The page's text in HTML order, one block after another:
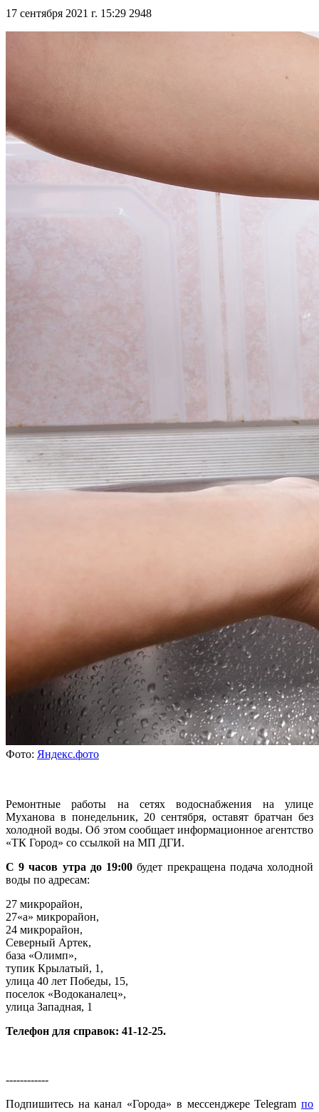
17 сентября 2021 г. 15:29 2948
Фото: Яндекс.фото
Ремонтные работы на сетях водоснабжения на улице
Муханова в понедельник, 20 сентября, оставят братчан без
холодной воды. Об этом сообщает информационное агентство
«ТК Город» со ссылкой на МП ДГИ.
С 9 часов утра до 19:00 будет прекращена подача холодной
воды по адресам:
27 микрорайон,
27«а» микрорайон,
24 микрорайон,
Северный Артек,
база «Олимп»,
тупик Крылатый, 1,
улица 40 лет Победы, 15,
поселок «Водоканалец»,
улица Западная, 1
Телефон для справок: 41-12-25.
------------
Подпишитесь на канал «Города» в мессенджере Telegram по